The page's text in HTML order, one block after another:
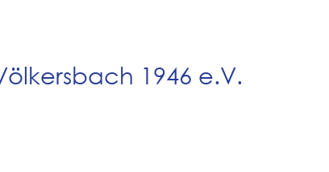
1946 e.V.